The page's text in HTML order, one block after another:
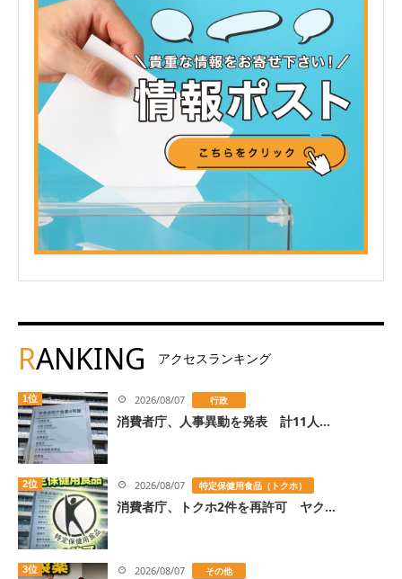
RANKING アクセスランキング
1位 2026/08/07 行政
消費者庁、人事異動を発表 計11人...
2位 2026/08/07 特定保健用食品（トクホ）
消費者庁、トクホ2件を再許可 ヤク...
3位 2026/08/07 その他